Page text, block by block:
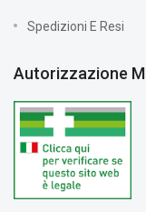
Spedizioni E Resi
Autorizzazione